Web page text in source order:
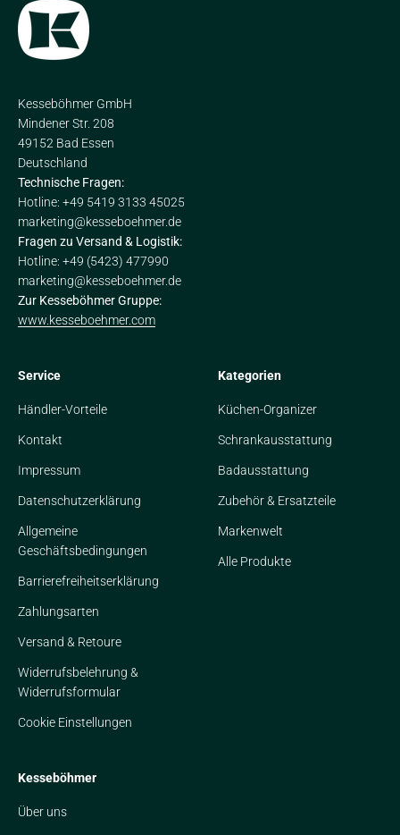
Kesseböhmer GmbH
Mindener Str. 208
49152 Bad Essen
Deutschland
Technische Fragen:
Hotline: +49 5419 3133 45025
marketing@kesseboehmer.de
Fragen zu Versand & Logistik:
Hotline: +49 (5423) 477990
marketing@kesseboehmer.de
Zur Kesseböhmer Gruppe:
www.kesseboehmer.com
Service
Händler-Vorteile
Kontakt
Impressum
Datenschutzerklärung
Allgemeine
Geschäftsbedingungen
Barrierefreiheitserklärung
Zahlungsarten
Versand & Retoure
Widerrufsbelehrung &
Widerrufsformular
Cookie Einstellungen
Kategorien
Küchen-Organizer
Schrankausstattung
Badausstattung
Zubehör & Ersatzteile
Markenwelt
Alle Produkte
Kesseböhmer
Über uns